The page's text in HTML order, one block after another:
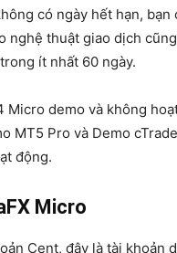
có ngày hết hạn,
nghệ thuật giao dịch
ít nhất 60 ngày.
Micro demo và không
MT5 Pro và Demo
động.
Micro
Cent, đây là tài khoản